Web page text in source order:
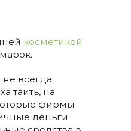
косметикой
всегда
таить, на
фирмы
деньги.